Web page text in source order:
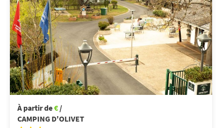
À partir de€ /
CAMPING D'OLIVET